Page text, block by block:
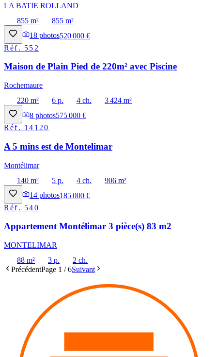
LA BATIE ROLLAND
855 m²
855 m²
18 photos520 000 €
Réf. 552
Maison de Plain Pied de 220m² avec Piscine
Rochemaure
220 m²
6 p. 4 ch.
3 424 m²
8 photos575 000 €
Réf. 14120
A 5 mins est de Montelimar
Montélimar
140 m²
5 p. 4 ch.
906 m²
14 photos185 000 €
Réf. 540
Appartement Montélimar 3 pièce(s) 83 m2
MONTELIMAR
88 m²
3 p.
2 ch.
PrécédentPage 1 /6Suivant